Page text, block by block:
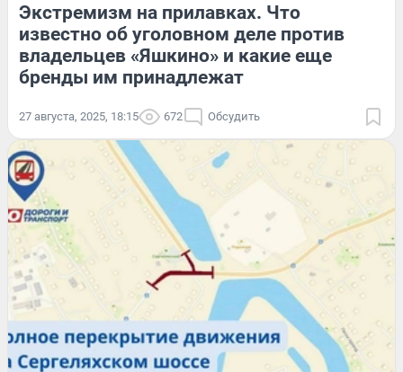
Экстремизм на прилавках. Что
известно об уголовном деле против
владельцев «Яшкино» и какие еще
бренды им принадлежат
27 августа, 2025, 18:15 672 Обсудить